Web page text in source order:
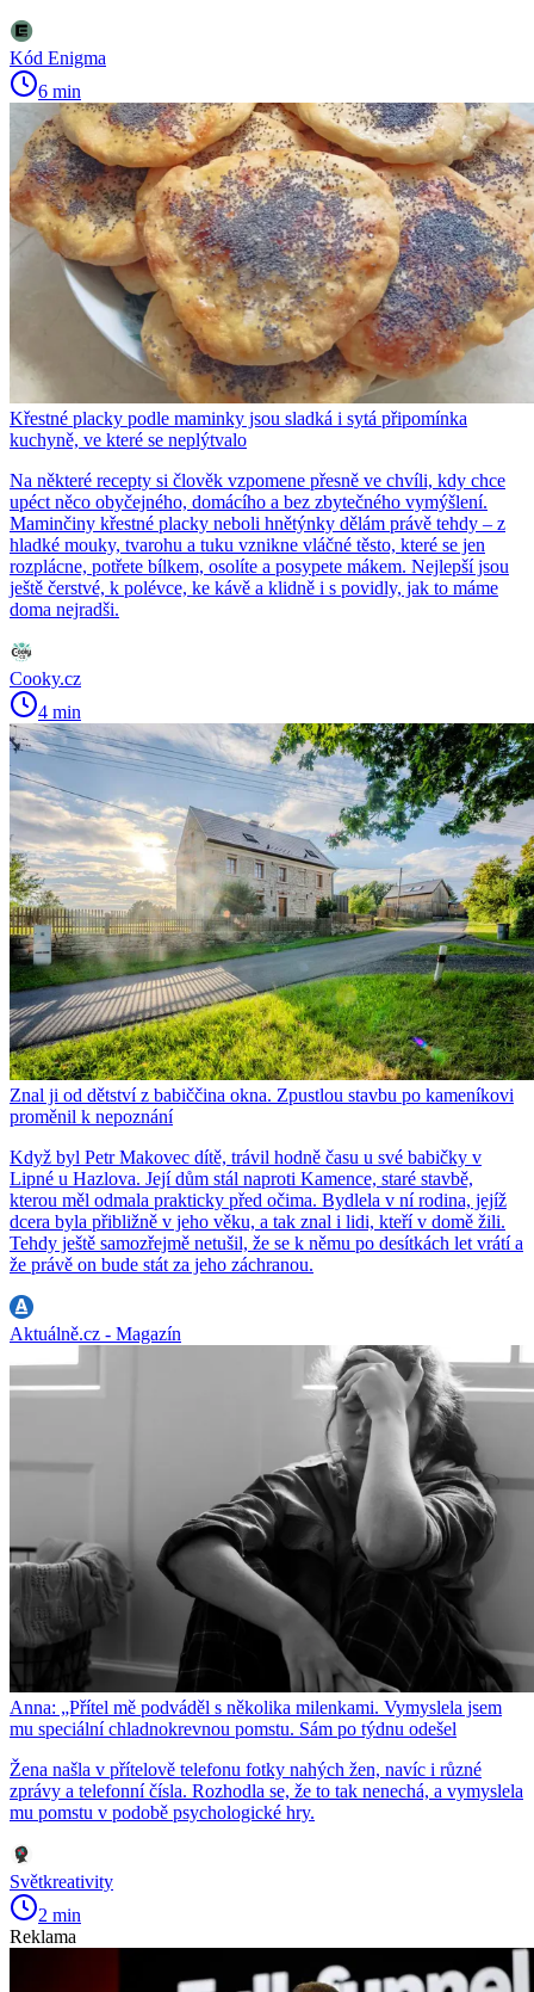
Kód Enigma
6 min
Křestné placky podle maminky jsou sladká i sytá připomínka
kuchyně, ve které se neplýtvalo
Na některé recepty si člověk vzpomene přesně ve chvíli, kdy chce
upéct něco obyčejného, domácího a bez zbytečného vymýšlení.
Maminčiny křestné placky neboli hnětýnky dělám právě tehdy – z
hladké mouky, tvarohu a tuku vznikne vláčné těsto, které se jen
rozplácne, potřete bílkem, osolíte a posypete mákem. Nejlepší jsou
ještě čerstvé, k polévce, ke kávě a klidně i s povidly, jak to máme
doma nejradši.
Cooky.cz
4 min
Znal ji od dětství z babiččina okna. Zpustlou stavbu po kameníkovi
proměnil k nepoznání
Když byl Petr Makovec dítě, trávil hodně času u své babičky v
Lipné u Hazlova. Její dům stál naproti Kamence, staré stavbě,
kterou měl odmala prakticky před očima. Bydlela v ní rodina, jejíž
dcera byla přibližně v jeho věku, a tak znal i lidi, kteří v domě žili.
Tehdy ještě samozřejmě netušil, že se k němu po desítkách let vrátí a
že právě on bude stát za jeho záchranou.
Aktuálně.cz - Magazín
Anna: „Přítel mě podváděl s několika milenkami. Vymyslela jsem
mu speciální chladnokrevnou pomstu. Sám po týdnu odešel
Žena našla v přítelově telefonu fotky nahých žen, navíc i různé
zprávy a telefonní čísla. Rozhodla se, že to tak nenechá, a vymyslela
mu pomstu v podobě psychologické hry.
Světkreativity
2 min
Reklama